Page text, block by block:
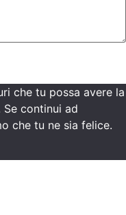
che tu possa avere la
continui ad
che tu ne sia felice.